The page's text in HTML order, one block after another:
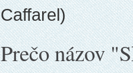
Caffarel)
Prečo názov